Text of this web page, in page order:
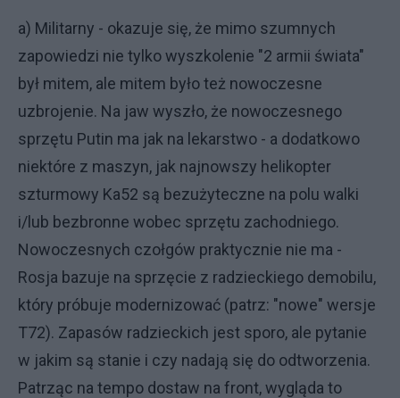
a) Militarny - okazuje się, że mimo szumnych
zapowiedzi nie tylko wyszkolenie "2 armii świata"
był mitem, ale mitem było też nowoczesne
uzbrojenie. Na jaw wyszło, że nowoczesnego
sprzętu Putin ma jak na lekarstwo - a dodatkowo
niektóre z maszyn, jak najnowszy helikopter
szturmowy Ka52 są bezużyteczne na polu walki
i/lub bezbronne wobec sprzętu zachodniego.
Nowoczesnych czołgów praktycznie nie ma -
Rosja bazuje na sprzęcie z radzieckiego demobilu,
który próbuje modernizować (patrz: "nowe" wersje
T72). Zapasów radzieckich jest sporo, ale pytanie
w jakim są stanie i czy nadają się do odtworzenia.
Patrząc na tempo dostaw na front, wygląda to